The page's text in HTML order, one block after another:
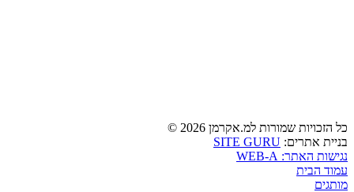
כל הזכויות שמורות למ.אקרמן 2026 ©
בניית אתרים: SITE GURU
נגישות האתר: WEB-A
עמוד הבית
מותגים